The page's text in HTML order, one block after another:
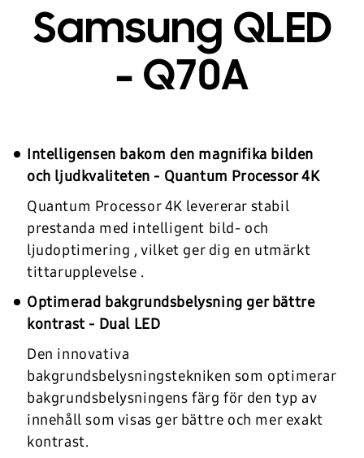
Samsung QLED
- Q70A
Intelligensen bakom den magnifika bilden
och ljudkvaliteten - Quantum Processor 4K
Quantum Processor 4K levererar stabil
prestanda med intelligent bild- och
ljudoptimering , vilket ger dig en utmärkt
tittarupplevelse .
Optimerad bakgrundsbelysning ger bättre
kontrast - Dual LED
Den innovativa
bakgrundsbelysningstekniken som optimerar
bakgrundsbelysningens färg för den typ av
innehåll som visas ger bättre och mer exakt
kontrast.